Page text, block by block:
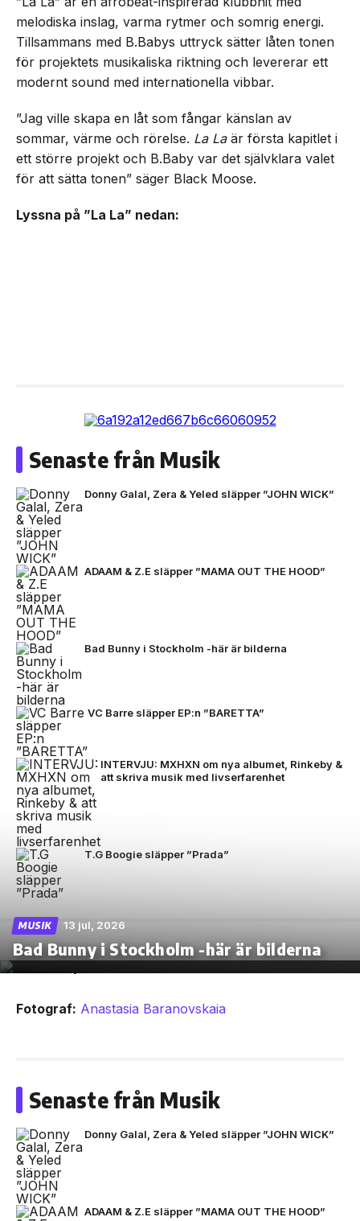
melodiska inslag, varma rytmer och somrig energi.
Tillsammans med B.Babys uttryck sätter låten tonen
för projektets musikaliska riktning och levererar ett
modernt sound med internationella vibbar.
”Jag ville skapa en låt som fångar känslan av
sommar, värme och rörelse. La Laär första kapitlet i
ett större projekt och B.Baby var det självklara valet
för att sätta tonen” säger Black Moose.
Lyssna på ”La La” nedan:
Senaste från Musik
Donny Galal, Zera & Yeled släpper ”JOHN WICK”
ADAAM & Z.E släpper ”MAMA OUT THE HOOD”
Bad Bunny i Stockholm -här är bilderna
VC Barre släpper EP:n ”BARETTA”
INTERVJU: MXHXN om nya albumet, Rinkeby &
att skriva musik med livserfarenhet
T.G Boogie släpper ”Prada”
MUSIK 13 jul, 2026
Bad Bunny i Stockholm -här är bilderna
Fotograf: Anastasia Baranovskaia
Senaste från Musik
Donny Galal, Zera & Yeled släpper ”JOHN WICK”
ADAAM & Z.E släpper ”MAMA OUT THE HOOD”